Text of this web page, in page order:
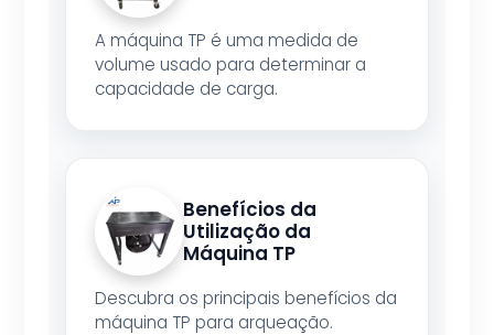
A máquina TP é uma medida de
volume usado para determinar a
capacidade de carga.
Benefícios da
Utilização da
Máquina TP
Descubra os principais benefícios da
máquina TP para arqueação.